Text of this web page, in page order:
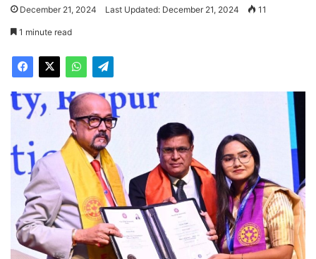
December 21, 2024 Last Updated: December 21, 2024 11
1 minute read